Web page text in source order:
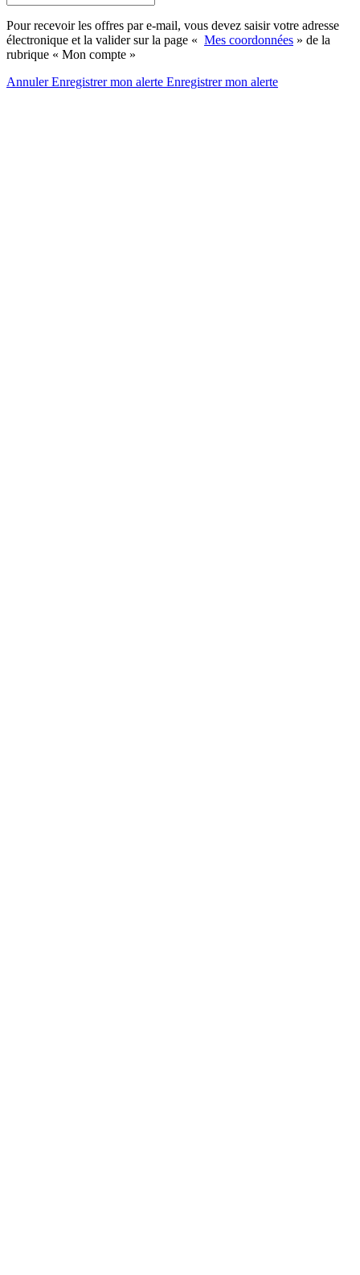
Pour recevoir les offres par e-mail, vous devez saisir votre adresse
électronique et la valider sur la page « Mes coordonnées » de la
rubrique « Mon compte »
AnnulerEnregistrer mon alerte Enregistrermon alerte